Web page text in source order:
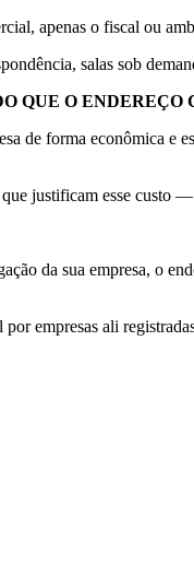
apenas o fiscal ou
salas sob
QUE O ENDEREÇO
de forma econômica
justificam esse custo
da sua empresa, o
empresas ali